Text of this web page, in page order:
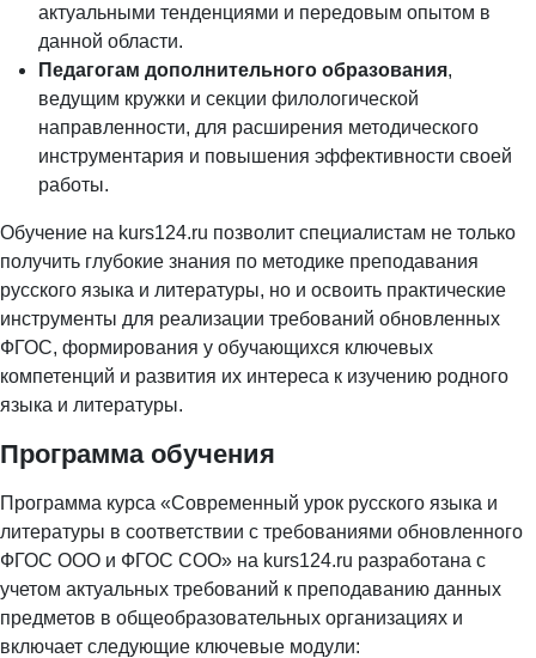
актуальными тенденциями и передовым опытом в
данной области.
Педагогам дополнительного образования,
ведущим кружки и секции филологической
направленности, для расширения методического
инструментария и повышения эффективности своей
работы.
Обучение на kurs124.ru позволит специалистам не только
получить глубокие знания по методике преподавания
русского языка и литературы, но и освоить практические
инструменты для реализации требований обновленных
ФГОС, формирования у обучающихся ключевых
компетенций и развития их интереса к изучению родного
языка и литературы.
Программа обучения
Программа курса «Современный урок русского языка и
литературы в соответствии с требованиями обновленного
ФГОС ООО и ФГОС СОО» на kurs124.ru разработана с
учетом актуальных требований к преподаванию данных
предметов в общеобразовательных организациях и
включает следующие ключевые модули: